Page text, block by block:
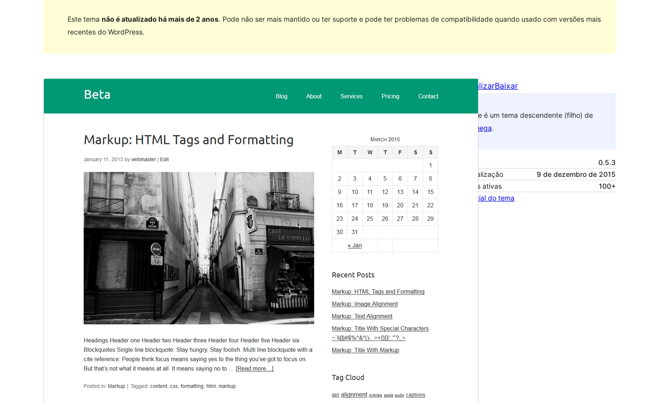
Este tema não é atualizado há mais de 2 anos. Pode não ser mais mantido ou ter suporte e pode ter problemas de compatibilidade quando usado com versões mais
recentes do WordPress.
Pré-visualizarBaixar
Este é um tema descendente (filho) de
Omega.
0.5.3
Última atualização
9 de dezembro de 2015
Instalações ativas
100+
Página inicial do tema